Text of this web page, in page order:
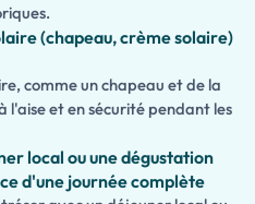
(chapeau, crème solaire)
comme un chapeau et de la
l'aise et en sécurité pendant les
local ou une dégustation
d'une journée complète